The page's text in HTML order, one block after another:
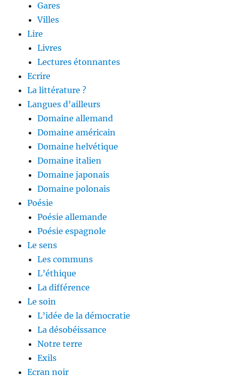
Gares
Villes
Lire
Livres
Lectures étonnantes
Ecrire
La littérature ?
Langues d’ailleurs
Domaine allemand
Domaine américain
Domaine helvétique
Domaine italien
Domaine japonais
Domaine polonais
Poésie
Poésie allemande
Poésie espagnole
Le sens
Les communs
L’éthique
La différence
Le soin
L’idée de la démocratie
La désobéissance
Notre terre
Exils
Ecran noir